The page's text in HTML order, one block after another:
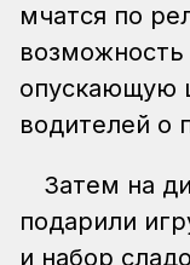
мчатся по
возможность
опускающую
водителей о
Затем на
подарили
и набор